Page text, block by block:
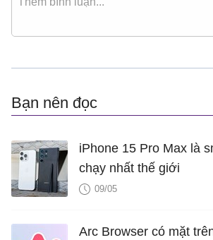
Bạn nên đọc
iPhone 15 Pro Max là
chạy nhất thế giới
09/05
Arc Browser có mặt